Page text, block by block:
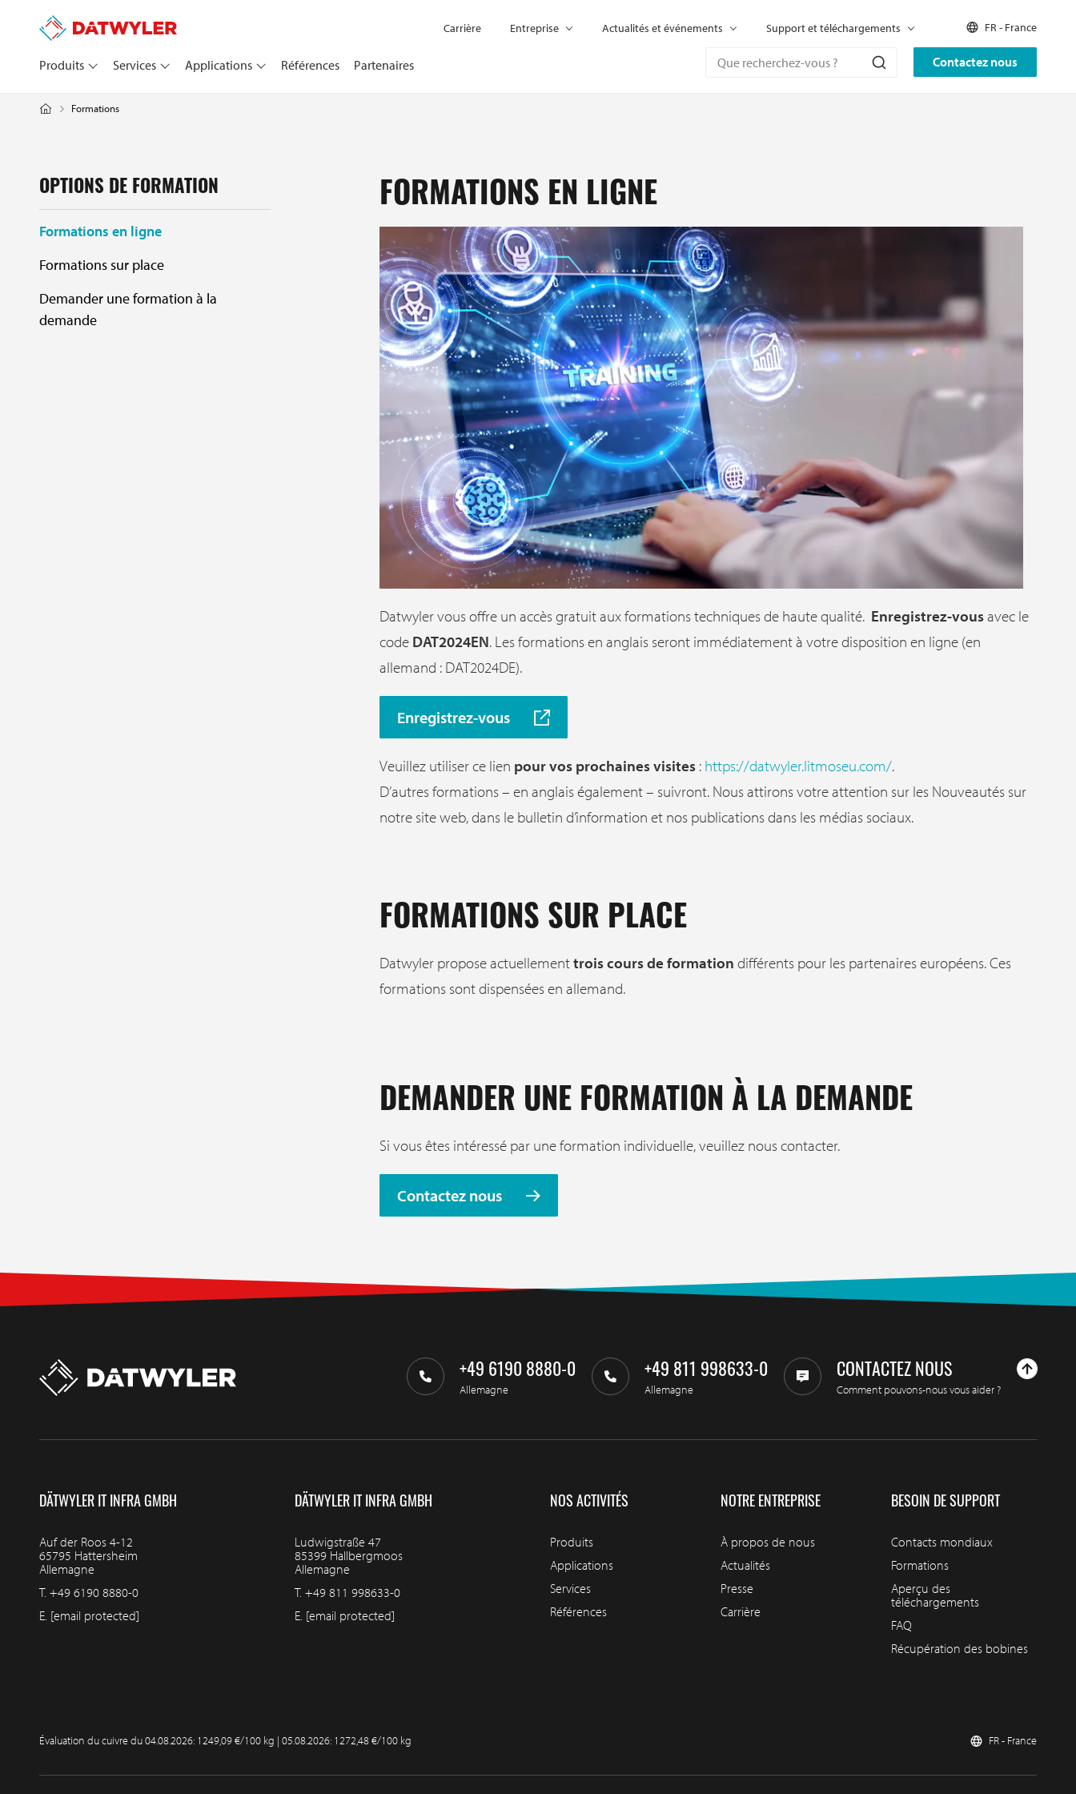
Contactez nous
Produits Services Applications Références Partenaires
Carrière Entreprise Actualités et événements Support et téléchargements FR - France
Formations
OPTIONS DE FORMATION
Formations en ligne
Formations sur place
Demander une formation à la
demande
FORMATIONS EN LIGNE
Datwyler vous offre un accès gratuit aux formations techniques de haute qualité. Enregistrez-vousavec le
code DAT2024EN. Les formations en anglais seront immédiatement à votre disposition en ligne (en
allemand : DAT2024DE).
Enregistrez-vous
Veuillez utiliser ce lien pour vos prochaines visites : https://datwyler.litmoseu.com/.
D’autres formations – en anglais également – suivront. Nous attirons votre attention sur les Nouveautés sur
notre site web, dans le bulletin d’information et nos publications dans les médias sociaux.
FORMATIONS SUR PLACE
Datwyler propose actuellementtrois cours de formation différents pour les partenaires européens. Ces
formations sont dispensées en allemand.
DEMANDER UNE FORMATION À LA DEMANDE
Si vous êtes intéressé par une formation individuelle, veuillez nous contacter.
Contactez nous
+49 6190 8880-0
Allemagne
+49 811 998633-0
Allemagne
CONTACTEZ NOUS
Comment pouvons-nous vous aider ?
DÄTWYLER IT INFRA GMBH
Auf der Roos 4-12
65795 Hattersheim
Allemagne
T. +49 6190 8880-0
E. [email protected]
DÄTWYLER IT INFRA GMBH
Ludwigstraße 47
85399 Hallbergmoos
Allemagne
T. +49 811 998633-0
E. [email protected]
NOS ACTIVITÉS
Produits
Applications
Services
Références
NOTRE ENTREPRISE
À propos de nous
Actualités
Presse
Carrière
BESOIN DE SUPPORT
Contacts mondiaux
Formations
Aperçu des
téléchargements
FAQ
Récupération des bobines
FR - France
Évaluation du cuivre du04.08.2026: 1249,09 €/100 kg | 05.08.2026: 1272,48 €/100 kg